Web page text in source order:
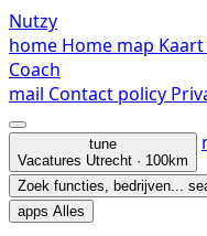
Nutzy
home Home map Kaart
Coach
mail Contact policy
tune
Vacatures Utrecht · 100km
Zoek functies, bedrijven...
apps Alles